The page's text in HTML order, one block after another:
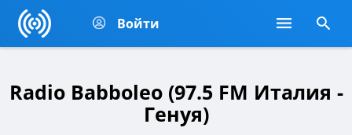
Войти
Radio Babboleo (97.5 FM Италия -
Генуя)